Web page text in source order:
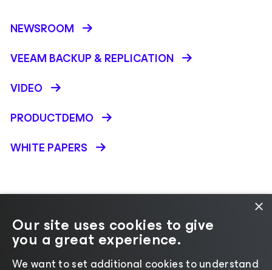
NEWSROOM
VEEAM BACKUP &REPLICATION
VIDEO
PRODUCTDEMO
WHITE PAPERS
Andere taal selecteren
×
Our site uses cookies to give
you a great experience.
We want to set additional cookies to understand